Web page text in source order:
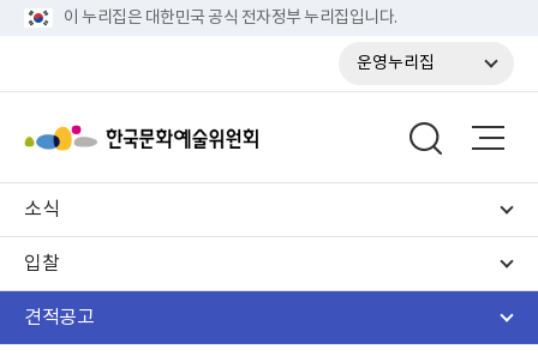
이 누리집은 대한민국 공식 전자정부 누리집입니다.
운영누리집
소식
입찰
견적공고